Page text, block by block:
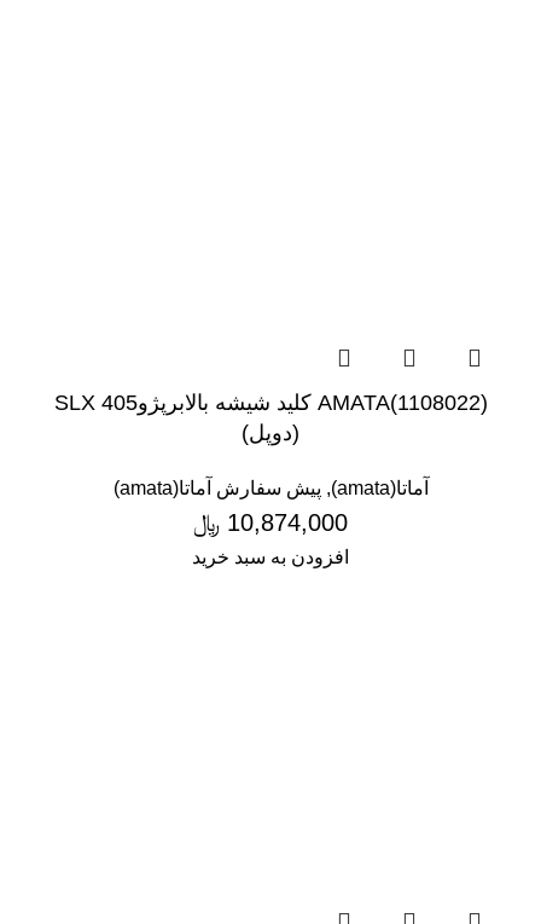
(1108022)AMATA کلید شیشه بالابرپژو405 SLX
(دوپل)
آماتا(amata) , پیش سفارش آماتا(amata)
10,874,000 ﷼
افزودن به سبد خرید